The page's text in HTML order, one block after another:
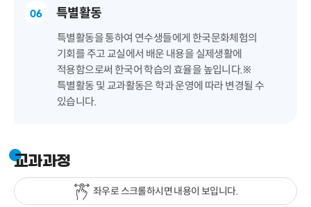
06 특별활동
특별활동을 통하여 연수생들에게 한국문화체험의
기회를 주고 교실에서 배운 내용을 실제생활에
적용함으로써 한국어 학습의 효율을 높입니다.※
특별활동 및 교과활동은 학과 운영에 따라 변경될 수
있습니다.
교과과정
좌우로 스크롤하시면 내용이 보입니다.